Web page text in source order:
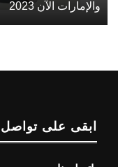
والإمارات الآن 2023
ابقى على تواصل